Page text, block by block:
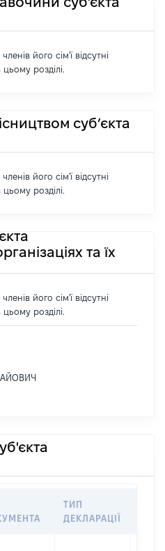
його сім'ї відсутні
розділі.
суб’єкта
його сім'ї відсутні
розділі.
та їх
його сім'ї відсутні
розділі.
ТИП
ДЕКЛАРАЦІЇ